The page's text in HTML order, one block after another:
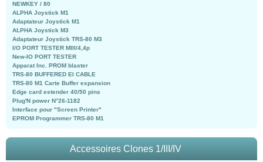
NEWKEY / 80
ALPHA Joystick M1
Adaptateur Joystick M1
ALPHA Joystick M3
Adaptateur Joystick TRS-80 M3
I/O PORT TESTER MIII/4,4p
New-IO PORT TESTER
Apparat Inc. PROM blaster
TRS-80 BUFFERED EI CABLE
TRS-80 M1 Carte Buffer expansion
Edge card estender 40/50 pins
Plug'N power N°26-1182
Interface pour "Screen Printer"
EPROM Programmer TRS-80 M1
Accessoires Clones 1/III/IV